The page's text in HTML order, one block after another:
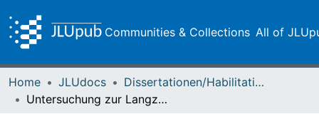
Communities & Collections All of
Home JLUdocs
Dissertationen/Habilitationen
Untersuchung zur Langzeitwirkung des Natrium-Protonen-Austausch-Hemmers Cariporide in der chronischen Herzinsuffizienz und bei myokardialer Ischämie und Reperfusion im Kaninchen